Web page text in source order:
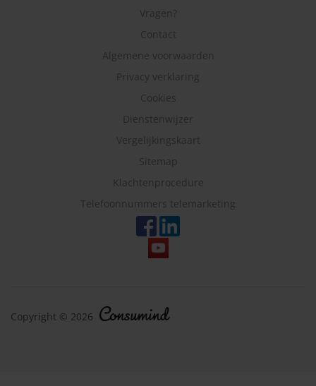
Vragen?
Contact
Algemene voorwaarden
Privacy verklaring
Cookies
Dienstenwijzer
Vergelijkingskaart
Sitemap
Klachtenprocedure
Telefoonnummers telemarketing
Copyright © 2026